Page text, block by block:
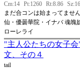
Cm:14 Pt:1260 Rt:8.86
まだ合コンは始まってませ
仙・優曇華院・イナバ 魂魄
ローレライ
"主人公たちの女子
文、その４
tail